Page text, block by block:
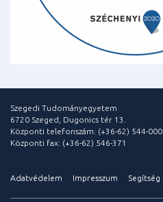
Szegedi Tudományegyetem
6720 Szeged, Dugonics tér 13.
Központi telefonszám: (+36-62) 544-000
Központi fax: (+36-62) 546-371
Adatvédelem Impresszum Segítség